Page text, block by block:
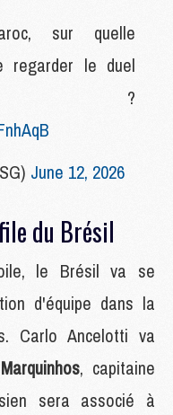
sur quelle
regarder le duel
?
June 12, 2026
du Brésil
le Brésil va se
d'équipe dans la
Carlo Ancelotti va
Marquinhos, capitaine
sera associé à